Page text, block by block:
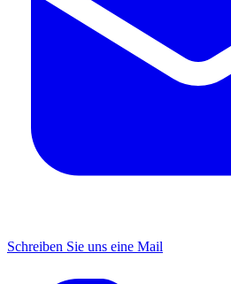
Schreiben Sie uns eine Mail